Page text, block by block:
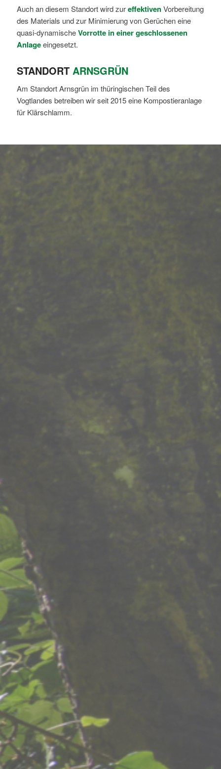
Auch an diesem Standort wird zureffektivenVorbereitung
des Materials und zur Minimierung von Gerüchen eine
quasi-dynamischeVorrotte in einer geschlossenen
Anlageeingesetzt.
STANDORT ARNSGRÜN
Am Standort Arnsgrün im thüringischen Teil des
Vogtlandes betreiben wir seit 2015 eine Kompostieranlage
für Klärschlamm.